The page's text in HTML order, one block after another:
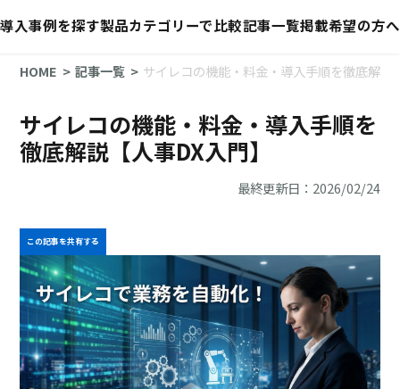
導入事例を探す製品カテゴリーで比較記事一覧掲載希望の方へ
HOME 記事一覧 サイレコの機能・料金・導入手順を徹底解説
サイレコの機能・料金・導入手順を
徹底解説【人事DX入門】
最終更新日：2026/02/24
この記事を共有する